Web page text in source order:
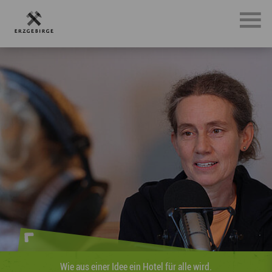
Wie aus einer Idee ein